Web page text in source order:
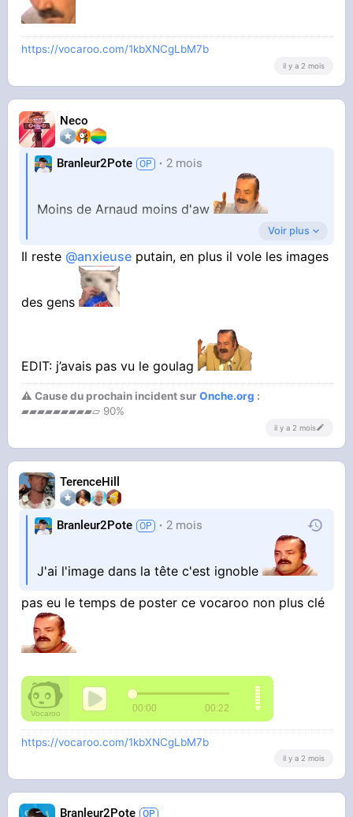
https://vocaroo.com/1kbXNCgLbM7b
il y a 2 mois
Neco
Branleur2Pote 2 mois
Moins de Arnaud moins d'aw
Un grand merci
Voir plus
Il reste @anxieuse putain, en plus il vole les images
des gens
EDIT: j’avais pas vu le goulag
⚠ Cause du prochain incident surOnche.org :
▰▰▰▰▰▰▰▰▰▱ 90%
il y a 2 mois
TerenceHill
Branleur2Pote 2 mois
J'ai l'image dans la tête c'est ignoble
pas eu le temps de poster ce vocaroo non plus clé
https://vocaroo.com/1kbXNCgLbM7b
il y a 2 mois
Branleur2Pote